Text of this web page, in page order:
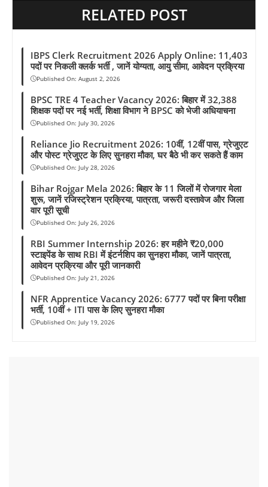
RELATED POST
IBPS Clerk Recruitment 2026 Apply Online: 11,403
पदों पर निकली क्लर्क भर्ती , जानें योग्यता, आयु सीमा, आवेदन प्रक्रिया
Published On: August 2, 2026
BPSC TRE 4 Teacher Vacancy 2026: बिहार में 32,388
शिक्षक पदों पर नई भर्ती, शिक्षा विभाग ने BPSC को भेजी अधियाचना
Published On: July 30, 2026
Reliance Jio Recruitment 2026: 10वीं, 12वीं पास, ग्रेजुएट
और पोस्ट ग्रेजुएट के लिए सुनहरा मौका, घर बैठे भी कर सकते हैं काम
Published On: July 28, 2026
Bihar Rojgar Mela 2026: बिहार के 11 जिलों में रोजगार मेला
शुरू, जानें रजिस्ट्रेशन प्रक्रिया, पात्रता, जरूरी दस्तावेज और जिला
वार पूरी सूची
Published On: July 26, 2026
RBI Summer Internship 2026: हर महीने ₹20,000
स्टाइपेंड के साथ RBI में इंटर्नशिप का सुनहरा मौका, जानें पात्रता,
आवेदन प्रक्रिया और पूरी जानकारी
Published On: July 21, 2026
NFR Apprentice Vacancy 2026: 6777 पदों पर बिना परीक्षा
भर्ती, 10वीं + ITI पास के लिए सुनहरा मौका
Published On: July 19, 2026